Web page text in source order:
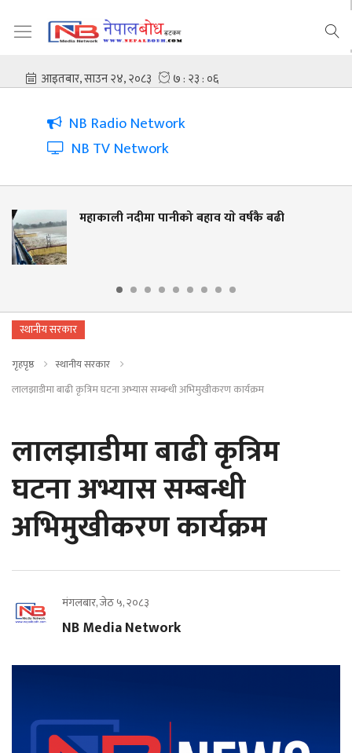
NB Radio Network
NB TV Network
पानीको बहाव याे वर्षकै बढी
स्थानीय सरकार
गृहपृष्ठ
स्थानीय सरकार
लालझाडीमा बाढी कृत्रिम घटना अभ्यास सम्बन्धी अभिमुखीकरण कार्यक्रम
लालझाडीमा बाढी कृत्रिम
घटना अभ्यास सम्बन्धी
अभिमुखीकरण कार्यक्रम
मंगलबार, जेठ ५, २०८३
NB Media Network